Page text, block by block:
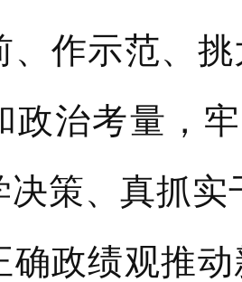
、作示范、
政治考量，
决策、真抓
确政绩观推